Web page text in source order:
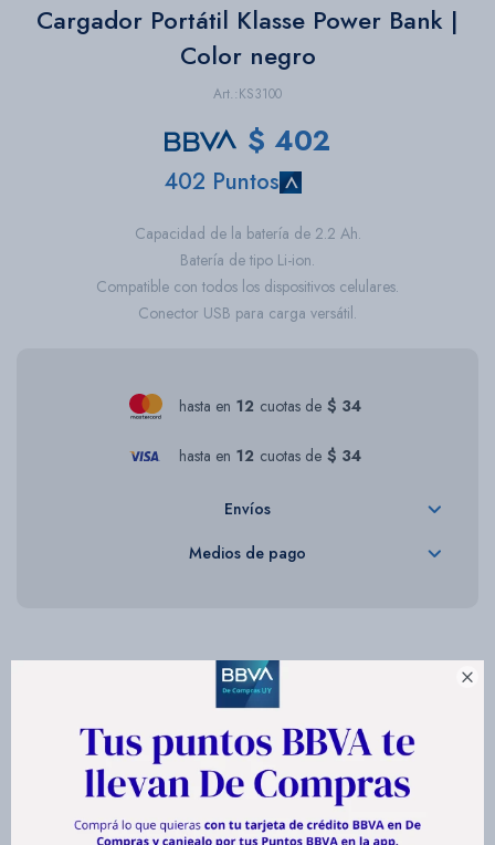

Cargador Portátil Klasse Power Bank |
Color negro
KS3100
$ 402
402 Puntos
Capacidad de la batería de 2.2 Ah.
Batería de tipo Li-ion.
Compatible con todos los dispositivos celulares.
Conector USB para carga versátil.
hasta en 12 cuotas de $ 34
hasta en 12 cuotas de $ 34
Envíos
Medios de pago
Descripción
Llevá energía extra a donde vayas con este power bank compacto y
resistente, diseñado para acompañarte en tu día a día.
Su formato metálico y su tamaño ultra portátil permiten guardarlo en
cualquier bolsillo, mochila o bolso sin ocupar espacio, mientras que el